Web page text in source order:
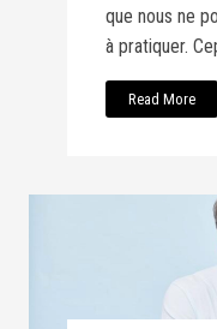
que nous ne
à pratiquer.
Read More